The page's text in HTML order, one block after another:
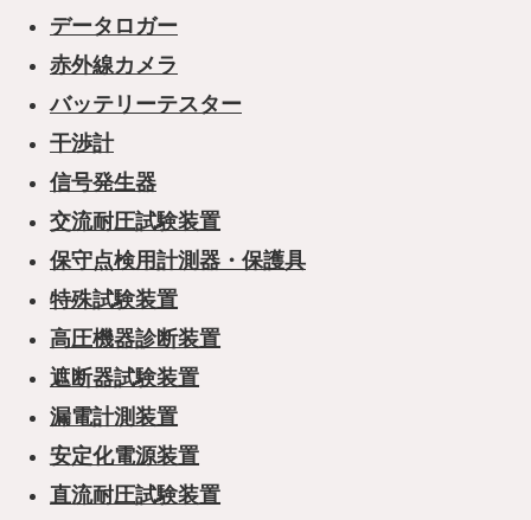
データロガー
赤外線カメラ
バッテリーテスター
干渉計
信号発生器
交流耐圧試験装置
保守点検用計測器・保護具
特殊試験装置
高圧機器診断装置
遮断器試験装置
漏電計測装置
安定化電源装置
直流耐圧試験装置